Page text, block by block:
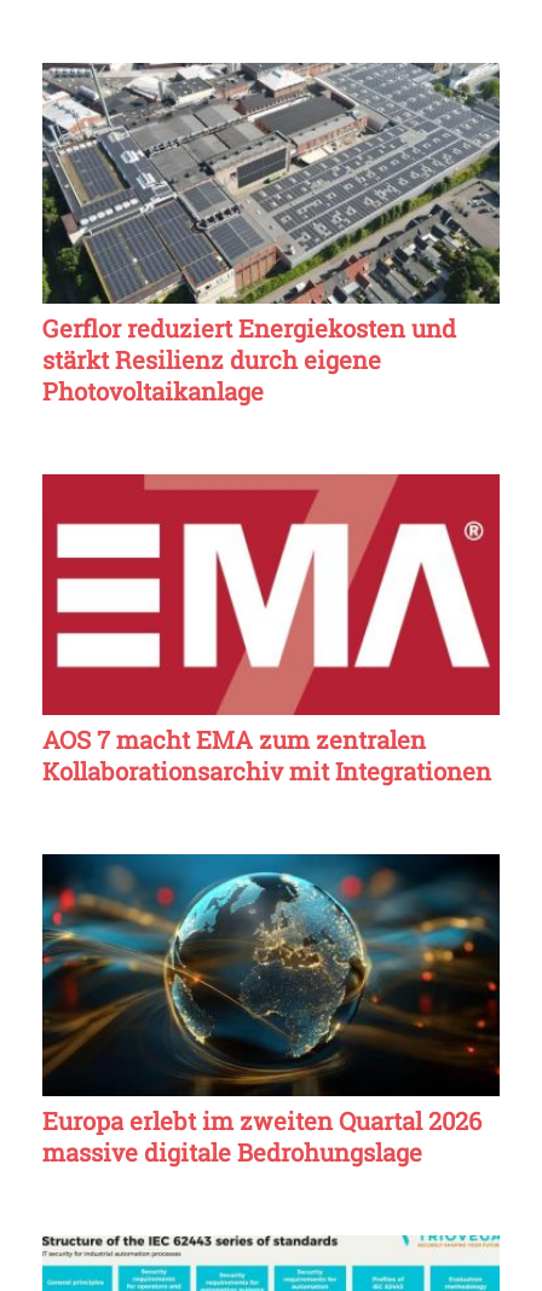
Gerflor reduziert Energiekosten und
stärkt Resilienz durch eigene
Photovoltaikanlage
AOS 7 macht EMA zum zentralen
Kollaborationsarchiv mit Integrationen
Europa erlebt im zweiten Quartal 2026
massive digitale Bedrohungslage